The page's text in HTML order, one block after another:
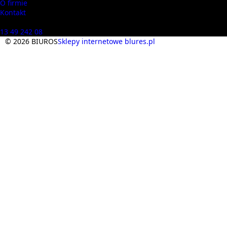
O firmie
Kontakt
13 49 242 08
© 2026 BIUROSSklepy internetowe blures.pl